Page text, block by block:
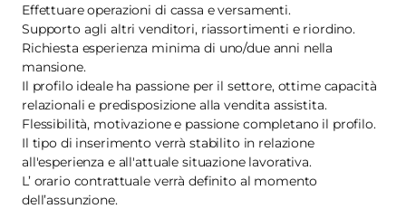
Effettuare operazioni di cassa e versamenti.
Supporto agli altri venditori, riassortimenti e riordino.
Richiesta esperienza minima di uno/due anni nella
mansione.
Il profilo ideale ha passione per il settore, ottime capacità
relazionali e predisposizione alla vendita assistita.
Flessibilità, motivazione e passione completano il profilo.
Il tipo di inserimento verrà stabilito in relazione
all'esperienza e all'attuale situazione lavorativa.
L’ orario contrattuale verrà definito al momento
dell’assunzione.